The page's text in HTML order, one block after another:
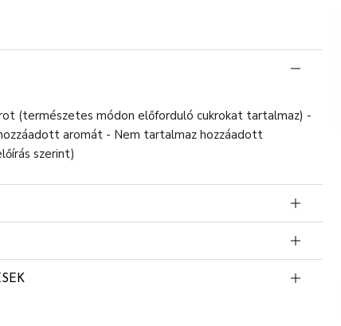
(természetes módon előforduló cukrokat tartalmaz) -
aromát - Nem tartalmaz hozzáadott
szerint)
garanciával - Stefan Hipp
almapüré* 38%)